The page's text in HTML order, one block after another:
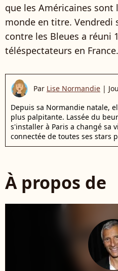
que les Américaines sont
monde en titre. Vendredi
contre les Bleues a réuni
téléspectateurs en France.
Par Lise Normandie |
Depuis sa Normandie natale,
plus palpitante. Lassée du
s'installer à Paris a changé sa
connectée de toutes ses stars
À propos de